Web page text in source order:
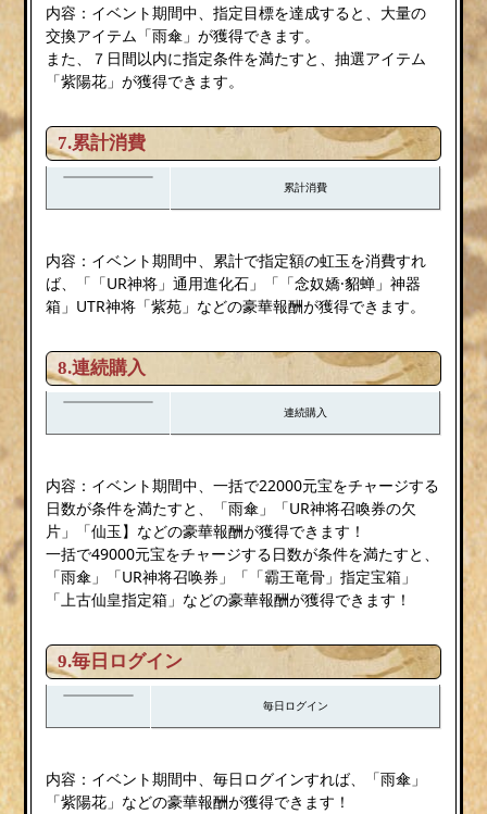
内容：イベント期間中、指定目標を達成すると、大量の
交換アイテム「雨傘」が獲得できます。
また、７日間以内に指定条件を満たすと、抽選アイテム
「紫陽花」が獲得できます。
7.累計消費
累計消費
内容：イベント期間中、累計で指定額の虹玉を消費すれ
ば、「「UR神将」通用進化石」「「念奴嬌·貂蝉」神器
箱」UTR神将「紫苑」などの豪華報酬が獲得できます。
8.連続購入
連続購入
内容：イベント期間中、一括で22000元宝をチャージする
日数が条件を満たすと、「雨傘」「UR神将召喚券の欠
片」「仙玉】などの豪華報酬が獲得できます！
一括で49000元宝をチャージする日数が条件を満たすと、
「雨傘」「UR神将召唤券」「「霸王竜骨」指定宝箱」
「上古仙皇指定箱」などの豪華報酬が獲得できます！
9.毎日ログイン
毎日ログイン
内容：イベント期間中、毎日ログインすれば、「雨傘」
「紫陽花」などの豪華報酬が獲得できます！